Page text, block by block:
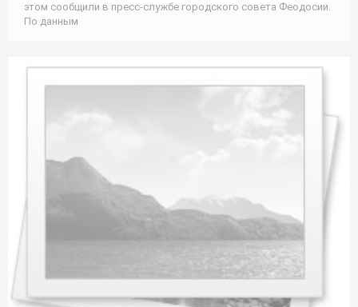
этом сообщили в пресс-службе городского совета Феодосии.
По данным